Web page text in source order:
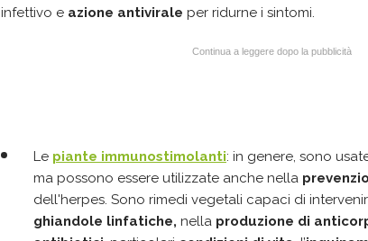
infettivo e azione antivirale per ridurne i sintomi.
Continua a leggere dopo la pubblicità
Le piante immunostimolanti: in genere, sono
ma possono essere utilizzate anche nella
dell'herpes. Sono rimedi vegetali capaci di
ghiandole linfatiche, nella produzione di